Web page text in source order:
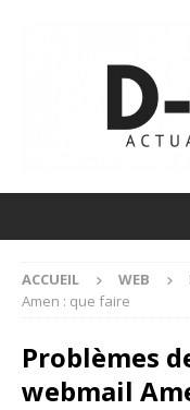
ACCUEIL WEB
Amen : que faire
Problèmes
webmail